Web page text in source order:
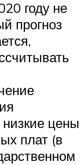
году не
прогноз
цены
плат (в